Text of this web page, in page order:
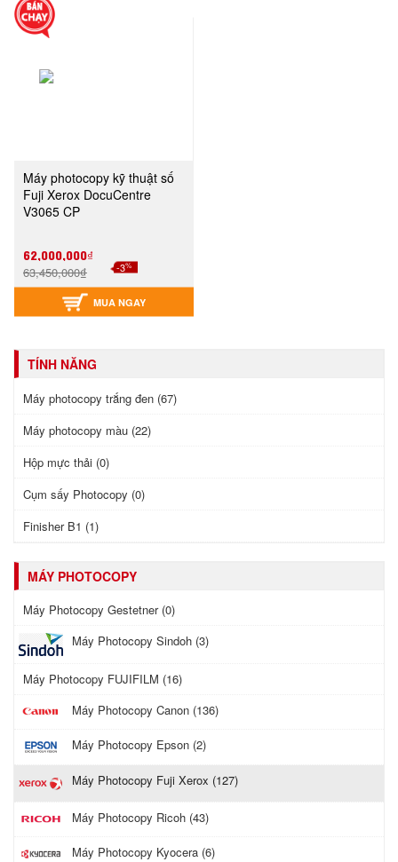
Máy photocopy kỹ thuật số
Fuji Xerox DocuCentre
V3065 CP
62,000,000₫
63,450,000₫ -3%
MUA NGAY
TÍNH NĂNG
Máy photocopy trắng đen (67)
Máy photocopy màu (22)
Hộp mực thải (0)
Cụm sấy Photocopy (0)
Finisher B1 (1)
MÁY PHOTOCOPY
Máy Photocopy Gestetner (0)
Máy Photocopy Sindoh (3)
Máy Photocopy FUJIFILM (16)
Máy Photocopy Canon (136)
Máy Photocopy Epson (2)
Máy Photocopy Fuji Xerox (127)
Máy Photocopy Ricoh (43)
Máy Photocopy Kyocera (6)